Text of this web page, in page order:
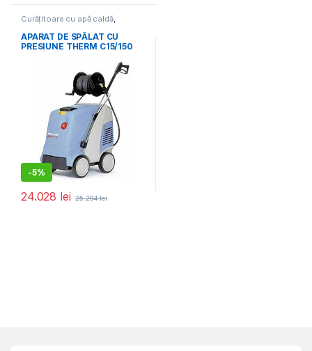
Curățitoare cu apă caldă,
Echipamente de curățat
APARAT DE SPĂLAT CU
PRESIUNE THERM C15/150
-5%
24.028 lei 25.294lei